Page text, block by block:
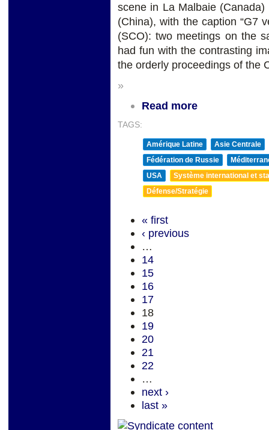
scene in La Malbaie
(China), with the caption “G7
(SCO): two meetings on the
had fun with the contrasting
the orderly proceedings of the
»
Read more
TAGS:
Amérique Latine
Asie Centrale
Fédération de Russie
USA
Système international et
Défense/Stratégie
« first
‹ previous
…
14
15
16
17
18
19
20
21
22
…
next ›
last »